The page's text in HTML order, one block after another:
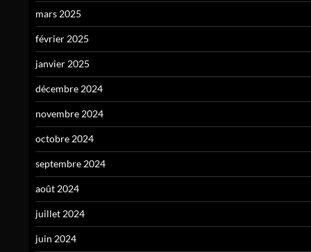
mars 2025
février 2025
janvier 2025
décembre 2024
novembre 2024
octobre 2024
septembre 2024
août 2024
juillet 2024
juin 2024